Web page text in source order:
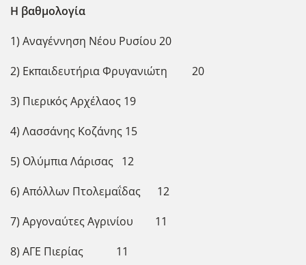
Η βαθμολογία
1) Αναγέννηση Νέου Ρυσίου 20
2) Εκπαιδευτήρια Φρυγανιώτη 20
3) Πιερικός Αρχέλαος 19
4) Λασσάνης Κοζάνης 15
5) Ολύμπια Λάρισας 12
6) Απόλλων Πτολεμαΐδας 12
7) Αργοναύτες Αγρινίου 11
8) ΑΓΕ Πιερίας 11